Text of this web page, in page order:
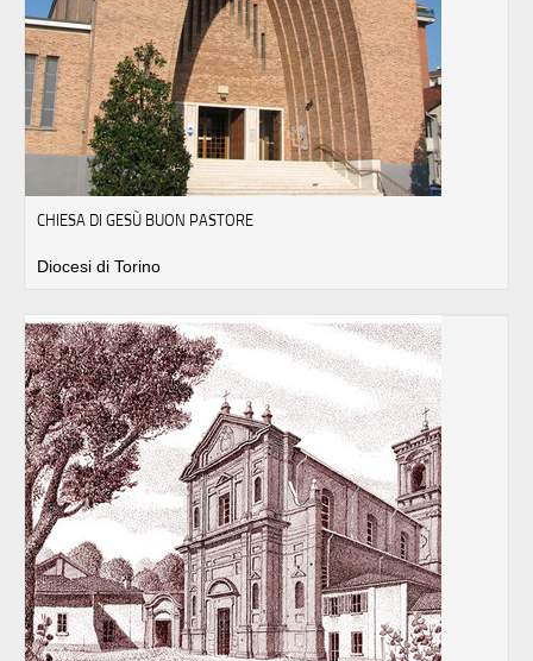
CHIESA DI GESÙ BUON PASTORE
Diocesi di Torino